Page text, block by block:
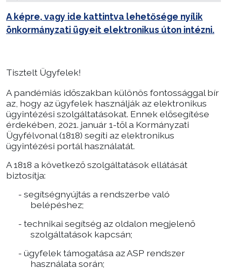
Választás
A képre, vagy ide kattintva lehetősége nyílik
önkormányzati ügyeit elektronikus úton intézni.
Tisztelt Ügyfelek!
A pandémiás időszakban különös fontossággal bír
az, hogy az ügyfelek használják az elektronikus
ügyintézési szolgáltatásokat. Ennek elősegítése
érdekében, 2021. január 1-től a Kormányzati
Ügyfélvonal (1818) segíti az elektronikus
ügyintézési portál használatát.
A 1818 a következő szolgáltatások ellátását
biztosítja:
- segítségnyújtás a rendszerbe való
belépéshez;
- technikai segítség az oldalon megjelenő
szolgáltatások kapcsán;
- ügyfelek támogatása az ASP rendszer
használata során;